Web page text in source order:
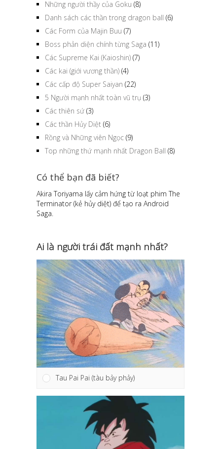
Những người thầy của Goku (8)
Danh sách các thần trong dragon ball (6)
Các Form của Majin Buu (7)
Boss phản diện chính từng Saga (11)
Các Supreme Kai (Kaioshin) (7)
Các kai (giới vương thần) (4)
Các cấp độ Super Saiyan (22)
5 Người mạnh nhất toàn vũ trụ (3)
Các thiên sứ (3)
Các thần Hủy Diệt (6)
Rồng và Những viên Ngọc (9)
Top những thứ mạnh nhất Dragon Ball (8)
Có thể bạn đã biết?
Akira Toriyama lấy cảm hứng từ loạt phim The
Terminator (kẻ hủy diệt) để tạo ra Android
Saga.
Ai là người trái đất mạnh nhất?
Tau Pai Pai (tàu bảy phảy)